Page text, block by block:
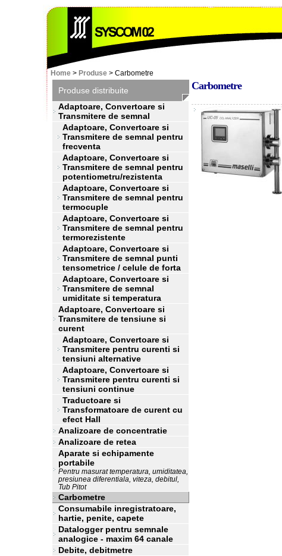
Home > Produse > Carbometre
Produse distribuite
Adaptoare, Convertoare si
Transmitere de semnal
Adaptoare, Convertoare si
Transmitere de semnal pentru
frecventa
Adaptoare, Convertoare si
Transmitere de semnal pentru
potentiometru/rezistenta
Adaptoare, Convertoare si
Transmitere de semnal pentru
termocuple
Adaptoare, Convertoare si
Transmitere de semnal pentru
termorezistente
Adaptoare, Convertoare si
Transmitere de semnal punti
tensometrice / celule de forta
Adaptoare, Convertoare si
Transmitere de semnal
umiditate si temperatura
Adaptoare, Convertoare si
Transmitere de tensiune si
curent
Adaptoare, Convertoare si
Transmitere pentru curenti si
tensiuni alternative
Adaptoare, Convertoare si
Transmitere pentru curenti si
tensiuni continue
Traductoare si
Transformatoare de curent cu
efect Hall
Analizoare de concentratie
Analizoare de retea
Aparate si echipamente
portabile
Pentru masurat temperatura, umiditatea,
presiunea diferentiala, viteza, debitul,
Tub Pitot
Carbometre
Consumabile inregistratoare,
hartie, penite, capete
Datalogger pentru semnale
analogice - maxim 64 canale
Debite, debitmetre
Carbometre